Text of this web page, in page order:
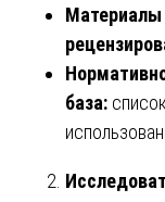
Материалы
база: